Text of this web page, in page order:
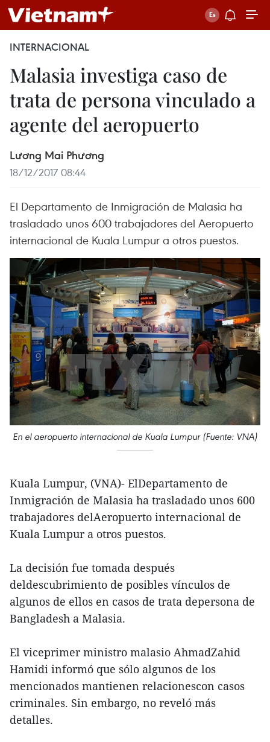
INTERNACIONAL
Malasia investiga caso de
trata de persona vinculado a
agente del aeropuerto
Lương Mai Phương
18/12/2017 08:44
El Departamento de Inmigración de Malasia ha
trasladado unos 600 trabajadores del Aeropuerto
internacional de Kuala Lumpur a otros puestos.
En el aeropuerto internacional de Kuala Lumpur (Fuente: VNA)
Kuala Lumpur, (VNA)- ElDepartamento de
Inmigración de Malasia ha trasladado unos 600
trabajadores delAeropuerto internacional de
Kuala Lumpur a otros puestos.
La decisión fue tomada después
deldescubrimiento de posibles vínculos de
algunos de ellos en casos de trata depersona de
Bangladesh a Malasia.
El viceprimer ministro malasio AhmadZahid
Hamidi informó que sólo algunos de los
mencionados mantienen relacionescon casos
criminales. Sin embargo, no reveló más
detalles.